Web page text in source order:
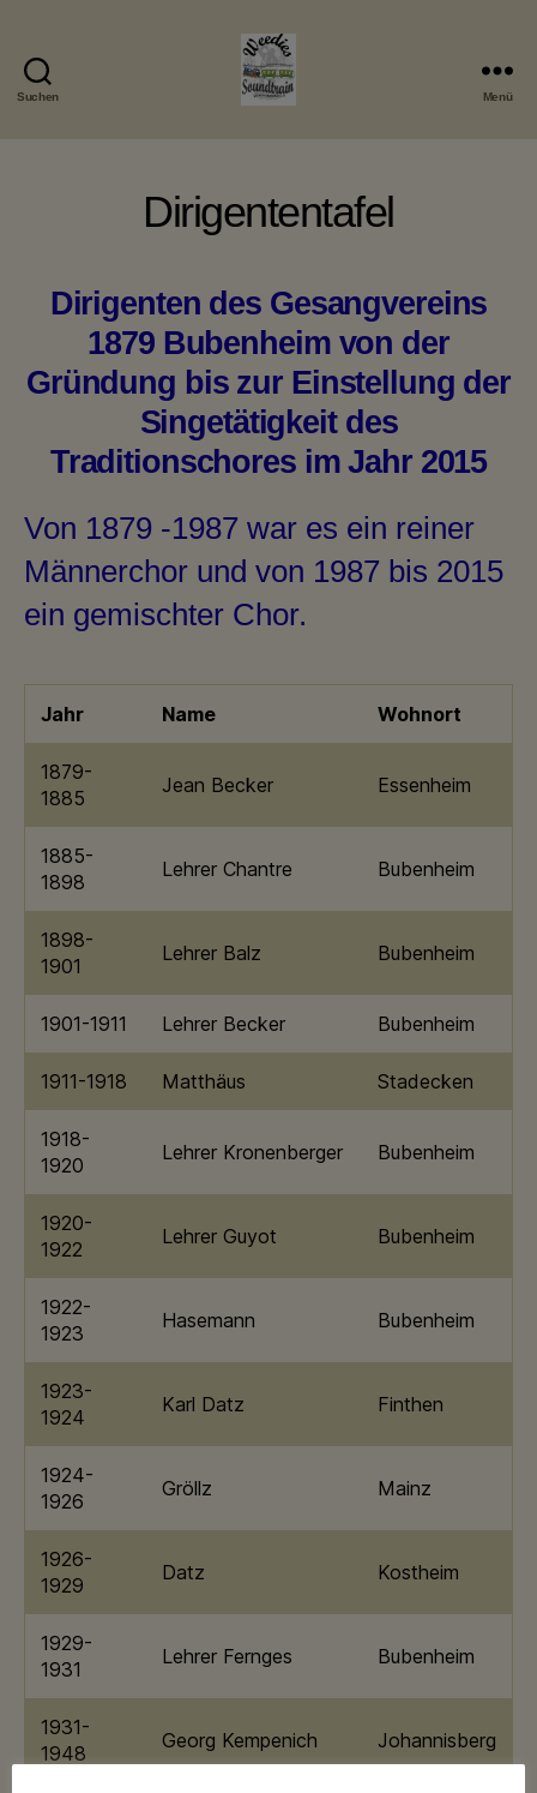
Suchen Menü
Dirigententafel
Dirigenten des Gesangvereins
1879 Bubenheim von der
Gründung bis zur Einstellung der
Singetätigkeit des
Traditionschores im Jahr 2015
Von 1879 -1987 war es ein reiner
Männerchor und von 1987 bis 2015
ein gemischter Chor.
Jahr Name Wohnort
1879-
1885
Jean Becker Essenheim
1885-
1898
Lehrer Chantre Bubenheim
1898-
1901
Lehrer Balz Bubenheim
1901-1911 Lehrer Becker Bubenheim
1911-1918 Matthäus Stadecken
1918-
1920
Lehrer Kronenberger Bubenheim
1920-
1922
Lehrer Guyot Bubenheim
1922-
1923
Hasemann Bubenheim
1923-
1924
Karl Datz Finthen
1924-
1926
Gröllz Mainz
1926-
1929
Datz Kostheim
1929-
1931
Lehrer Fernges Bubenheim
1931-
1948
Georg Kempenich Johannisberg